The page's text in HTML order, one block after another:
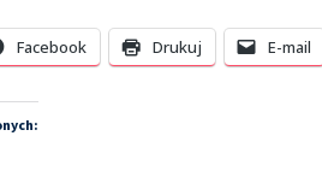
Facebook Drukuj E-mail